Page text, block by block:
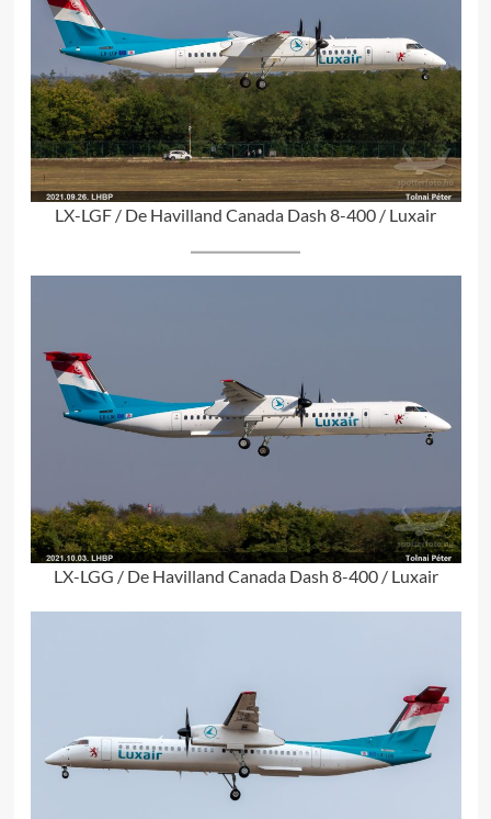
LX-LGF / De Havilland Canada Dash 8-400 / Luxair
LX-LGG / De Havilland Canada Dash 8-400 / Luxair